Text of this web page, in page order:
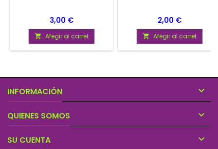
Preu
3,00 €
 Afegir al carret
Preu
2,00 €
 Afegir al carret
INFORMACIÓN 
QUIENES SOMOS 
SU CUENTA 